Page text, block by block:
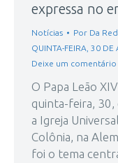
expressa no
Notícias Por Da
QUINTA-FEIRA, 30
Deixe um comentário
O Papa Leão
quinta-feira,
a Igreja
Colônia, na
foi o tema